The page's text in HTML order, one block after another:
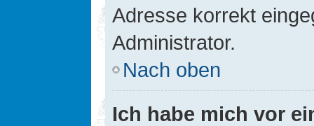
Adresse korrekt
Administrator.
Nach oben
Ich habe mich vor